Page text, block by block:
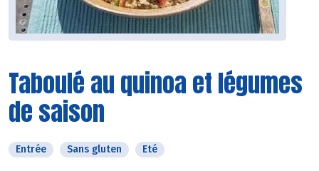
Taboulé au quinoa et légumes
de saison
Entrée Sans gluten Eté